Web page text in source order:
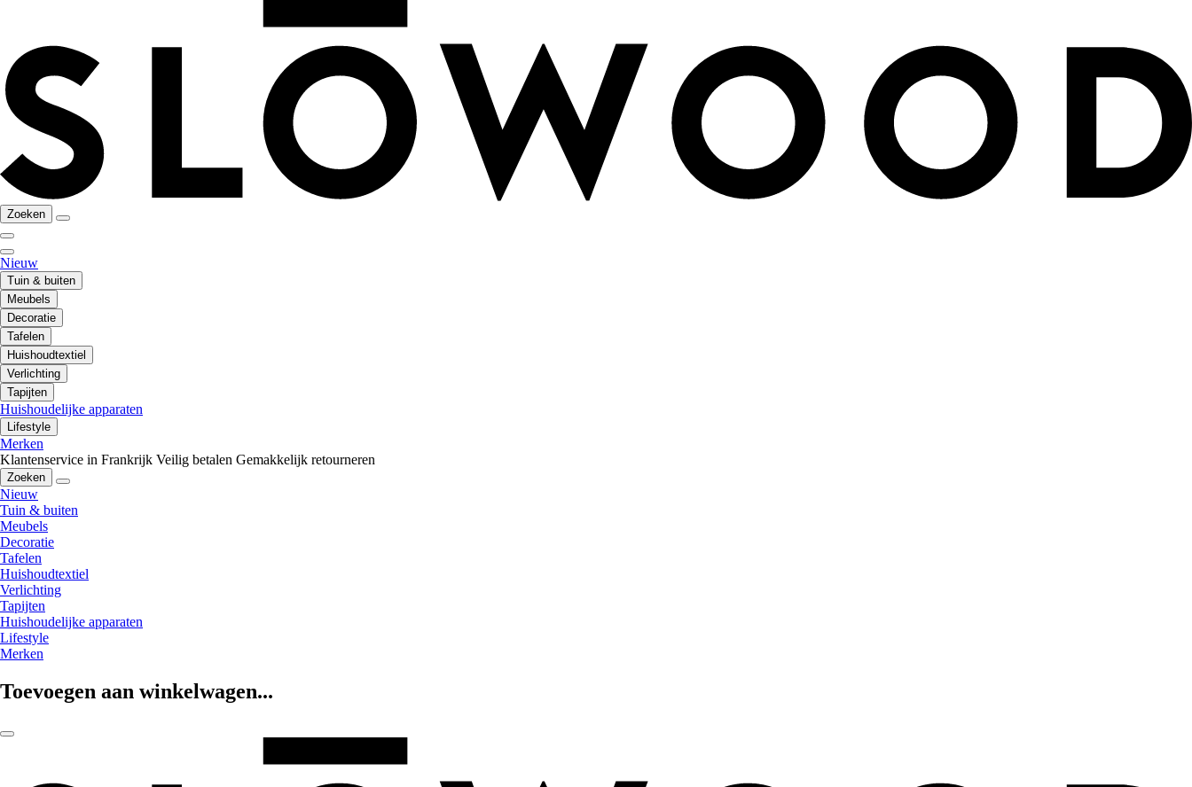
Zoeken
Nieuw
Tuin & buiten
Meubels
Decoratie
Tafelen
Huishoudtextiel
Verlichting
Tapijten
Huishoudelijke apparaten
Lifestyle
Merken
Klantenservice in Frankrijk Veilig betalen Gemakkelijk retourneren
Zoeken
Nieuw
Tuin & buiten
Meubels
Decoratie
Tafelen
Huishoudtextiel
Verlichting
Tapijten
Huishoudelijke apparaten
Lifestyle
Merken
Toevoegen aan winkelwagen...